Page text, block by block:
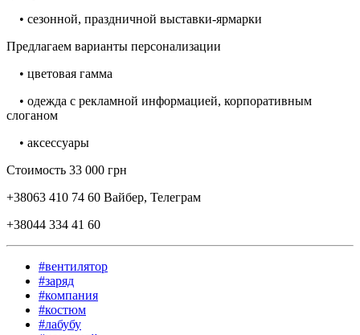
• сезонной, праздничной выставки-ярмарки
Предлагаем варианты персонализации
• цветовая гамма
• одежда с рекламной информацией, корпоративным
слоганом
• аксессуары
Стоимость 33 000 грн
+38063 410 74 60 Вайбер, Телеграм
+38044 334 41 60
#вентилятор
#заряд
#компания
#костюм
#лабубу